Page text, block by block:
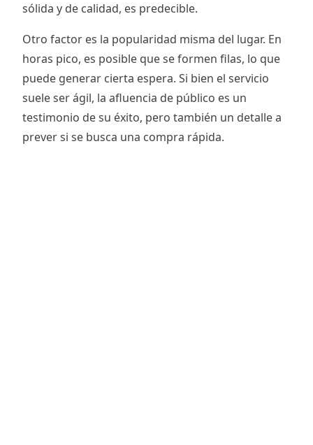
sólida y de calidad, es predecible.
Otro factor es la popularidad misma del lugar. En
horas pico, es posible que se formen filas, lo que
puede generar cierta espera. Si bien el servicio
suele ser ágil, la afluencia de público es un
testimonio de su éxito, pero también un detalle a
prever si se busca una compra rápida.